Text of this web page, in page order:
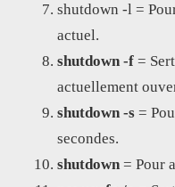
shutdown -l =
actuel.
shutdown -f =
actuellement
shutdown -s =
secondes.
shutdown = Pour